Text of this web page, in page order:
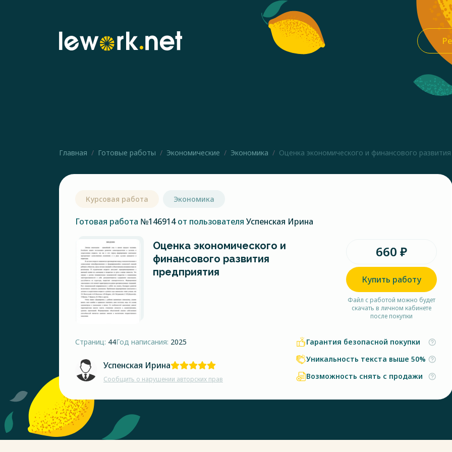
Главная Готовые работы Экономические Экономика Оценка экономического и финансового развития
Курсовая работа Экономика
Готовая работа №146914от пользователя Успенская Ирина
Оценка экономического и
финансового развития
предприятия
660 ₽
Купить работу
Файл с работой можно будет
скачать в личном кабинете
после покупки
Страниц: 44Год написания: 2025
Успенская Ирина
Сообщить о нарушении авторских прав
Гарантия безопасной покупки
Уникальность текста выше 50%
Возможность снять с продажи